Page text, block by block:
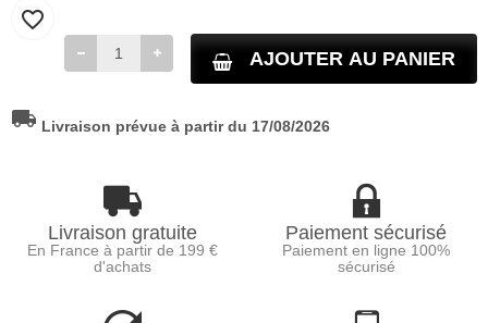
AJOUTER AU PANIER
favorite_border
local_shipping Livraison prévue à partir du 17/08/2026
Livraison gratuite
En France à partir de 199 €
d'achats
Paiement sécurisé
Paiement en ligne 100%
sécurisé